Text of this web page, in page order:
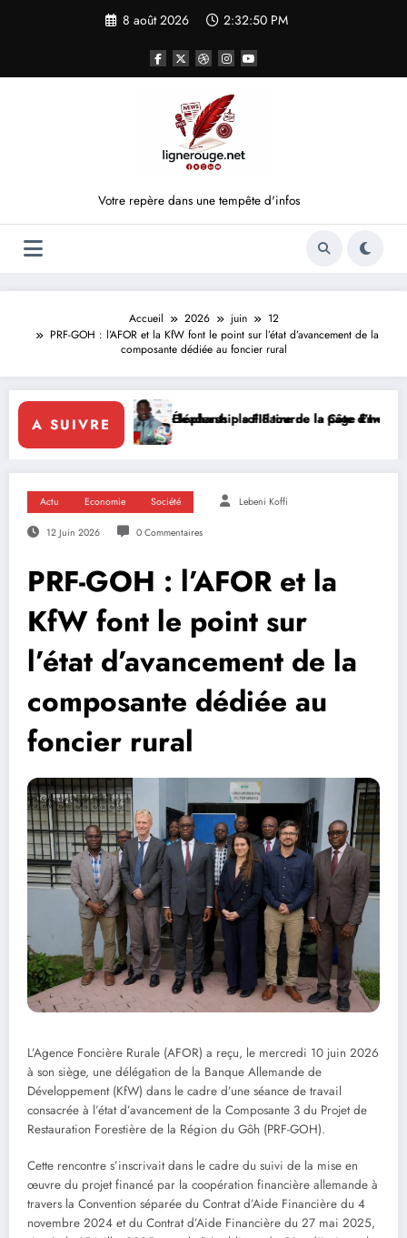
8 août 2026 2:32:51 PM
Votre repère dans une tempête d'infos
Accueil 2026 juin
12
PRF-GOH : l’AFOR et la KfW font le point sur l’état d’avancement de la
composante dédiée au foncier rural
A SUIVRE
solidaire de la Côte d’Ivoire en Afrique
: la FIF tourne la page Emerse Faé Diplomatie
Actu Economie Société Lebeni Koffi
12 Juin 2026 0 Commentaires
PRF-GOH : l’AFOR et la
KfW font le point sur
l’état d’avancement de la
composante dédiée au
foncier rural
L’Agence Foncière Rurale (AFOR) a reçu, le mercredi 10 juin 2026
à son siège, une délégation de la Banque Allemande de
Développement (KfW) dans le cadre d’une séance de travail
consacrée à l’état d’avancement de la Composante 3 du Projet de
Restauration Forestière de la Région du Gôh (PRF-GOH).
Cette rencontre s’inscrivait dans le cadre du suivi de la mise en
œuvre du projet financé par la coopération financière allemande à
travers la Convention séparée du Contrat d’Aide Financière du 4
novembre 2024 et du Contrat d’Aide Financière du 27 mai 2025,